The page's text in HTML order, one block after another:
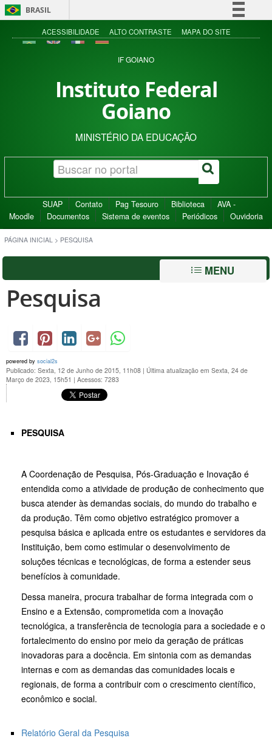
BRASIL
Simplifique!
Acesso à informação
ACESSIBILIDADE ALTO CONTRASTE MAPA DO SITE
IF GOIANO
Instituto Federal
Goiano
MINISTÉRIO DA EDUCAÇÃO
SUAP Contato Pag Tesouro Biblioteca
AVA -
Moodle
Documentos Sistema de eventos Periódicos Ouvidoria
PÁGINA INICIAL > PESQUISA
MENU
Pesquisa
powered by social2s
Publicado: Sexta, 12 de Junho de 2015, 11h08 | Última atualização em Sexta, 24 de
Março de 2023, 15h51 | Acessos: 7283
PESQUISA
A Coordenação de Pesquisa, Pós-Graduação e Inovação é
entendida como a atividade de produção de conhecimento que
busca atender às demandas sociais, do mundo do trabalho e
da produção. Têm como objetivo estratégico promover a
pesquisa básica e aplicada entre os estudantes e servidores da
Instituição, bem como estimular o desenvolvimento de
soluções técnicas e tecnológicas, de forma a estender seus
benefícios à comunidade.
Dessa maneira, procura trabalhar de forma integrada com o
Ensino e a Extensão, comprometida com a inovação
tecnológica, a transferência de tecnologia para a sociedade e o
fortalecimento do ensino por meio da geração de práticas
inovadoras para a docência. Em sintonia com as demandas
internas e com as demandas das comunidades locais e
regionais, de forma a contribuir com o crescimento científico,
econômico e social.
Relatório Geral da Pesquisa